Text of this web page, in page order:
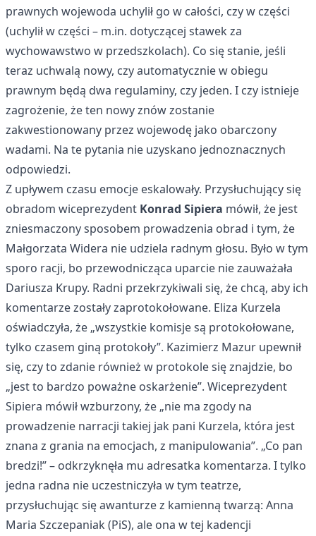
prawnych wojewoda uchylił go w całości, czy w części
(uchylił w części – m.in. dotyczącej stawek za
wychowawstwo w przedszkolach). Co się stanie, jeśli
teraz uchwalą nowy, czy automatycznie w obiegu
prawnym będą dwa regulaminy, czy jeden. I czy istnieje
zagrożenie, że ten nowy znów zostanie
zakwestionowany przez wojewodę jako obarczony
wadami. Na te pytania nie uzyskano jednoznacznych
odpowiedzi.
Z upływem czasu emocje eskalowały. Przysłuchujący się
obradom wiceprezydent Konrad Sipiera mówił, że jest
zniesmaczony sposobem prowadzenia obrad i tym, że
Małgorzata Widera nie udziela radnym głosu. Było w tym
sporo racji, bo przewodnicząca uparcie nie zauważała
Dariusza Krupy. Radni przekrzykiwali się, że chcą, aby ich
komentarze zostały zaprotokołowane. Eliza Kurzela
oświadczyła, że „wszystkie komisje są protokołowane,
tylko czasem giną protokoły”. Kazimierz Mazur upewnił
się, czy to zdanie również w protokole się znajdzie, bo
„jest to bardzo poważne oskarżenie”. Wiceprezydent
Sipiera mówił wzburzony, że „nie ma zgody na
prowadzenie narracji takiej jak pani Kurzela, która jest
znana z grania na emocjach, z manipulowania”. „Co pan
bredzi!” – odkrzyknęła mu adresatka komentarza. I tylko
jedna radna nie uczestniczyła w tym teatrze,
przysłuchując się awanturze z kamienną twarzą: Anna
Maria Szczepaniak (PiS), ale ona w tej kadencji